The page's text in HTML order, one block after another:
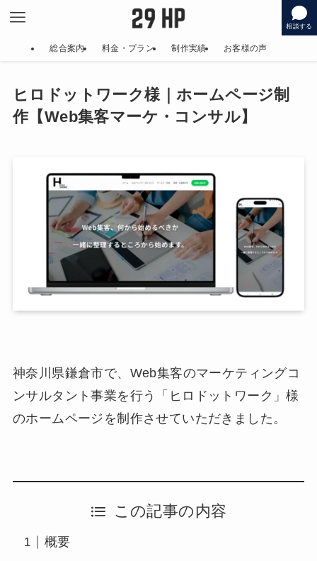
相談する
総合案内 料金・プラン 制作実績 お客様の声
ヒロドットワーク様｜ホームページ制
作【Web集客マーケ・コンサル】
神奈川県鎌倉市で、Web集客のマーケティングコ
ンサルタント事業を行う「ヒロドットワーク」様
のホームページを制作させていただきました。
この記事の内容
概要